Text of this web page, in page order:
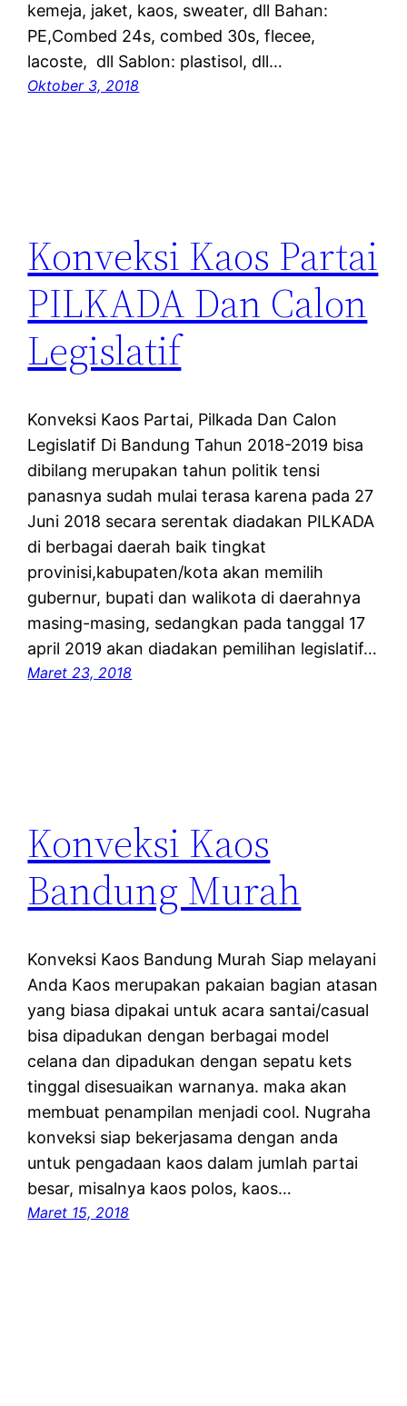
kemeja, jaket, kaos, sweater, dll Bahan:
PE,Combed 24s, combed 30s, flecee,
lacoste, dll Sablon: plastisol, dll…
Oktober 3, 2018
Konveksi Kaos Partai
PILKADA Dan Calon
Legislatif
Konveksi Kaos Partai, Pilkada Dan Calon
Legislatif Di Bandung Tahun 2018-2019 bisa
dibilang merupakan tahun politik tensi
panasnya sudah mulai terasa karena pada 27
Juni 2018 secara serentak diadakan PILKADA
di berbagai daerah baik tingkat
provinisi,kabupaten/kota akan memilih
gubernur, bupati dan walikota di daerahnya
masing-masing, sedangkan pada tanggal 17
april 2019 akan diadakan pemilihan legislatif…
Maret 23, 2018
Konveksi Kaos
Bandung Murah
Konveksi Kaos Bandung Murah Siap melayani
Anda Kaos merupakan pakaian bagian atasan
yang biasa dipakai untuk acara santai/casual
bisa dipadukan dengan berbagai model
celana dan dipadukan dengan sepatu kets
tinggal disesuaikan warnanya. maka akan
membuat penampilan menjadi cool. Nugraha
konveksi siap bekerjasama dengan anda
untuk pengadaan kaos dalam jumlah partai
besar, misalnya kaos polos, kaos…
Maret 15, 2018